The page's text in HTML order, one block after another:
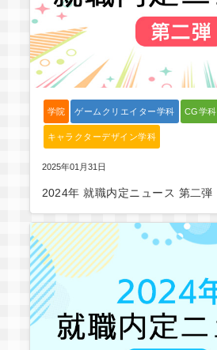
学院 ゲームクリエイター学科 CG学科
キャラクターデザイン学科
2025年01月31日
2024年 就職内定ニュース 第二弾